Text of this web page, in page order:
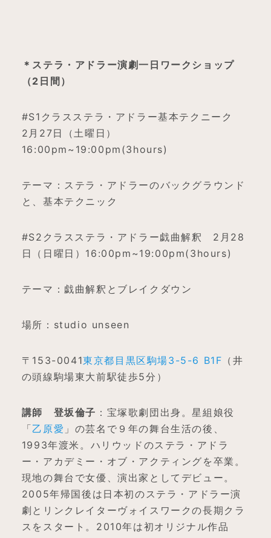
＊ステラ・アドラー演劇一日ワークショップ
（2 日間）
#S1クラスステラ・アドラー基本テクニーク
2月27日（土曜日）
16:00pm~19:00pm(3hours)
テーマ：ステラ・アドラーのバックグラウンド
と、基本テクニック
#S2クラスステラ・アドラー戯曲解釈 2月28
日（日曜日）16:00pm~19:00pm(3hours)
テーマ：戯曲解釈とブレイクダウン
場所：studio unseen
〒153-0041東京都目黒区駒場3-5-6 B1F （井
の頭線駒場東大前駅徒歩5分）
講師 登坂倫子 ：宝塚歌劇団出身。星組娘役
「乙原愛 」の芸名で９年の舞台生活の後、
1993年渡米。ハリウッドのステラ・アドラ
ー・アカデミー・オブ・アクティングを卒業。
現地の舞台で女優、演出家としてデビュー。
2005年帰国後は日本初のステラ・アドラー演
劇とリンクレイターヴォイスワークの長期クラ
スをスタート。2010年は初オリジナル作品